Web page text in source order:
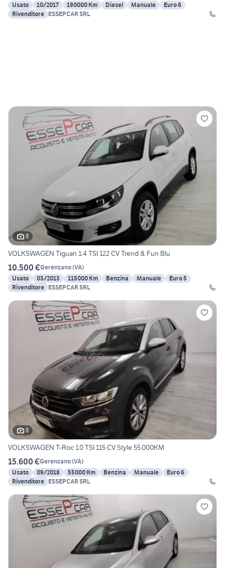
Usato
10/2017 190000 Km Diesel Manuale
Euro 6
Rivenditore ESSEPCAR SRL
8
VOLKSWAGEN Tiguan 1.4 TSI 122 CV Trend & Fun Blu
10.500 €Gerenzano(VA)
Usato
03/2013 115000 Km Benzina Manuale
Euro 5
Rivenditore ESSEPCAR SRL
8
VOLKSWAGEN T-Roc 1.0 TSI 115 CV Style 55.000KM
15.600 €Gerenzano(VA)
Usato
09/2018 55000 Km Benzina Manuale
Euro 6
Rivenditore ESSEPCAR SRL